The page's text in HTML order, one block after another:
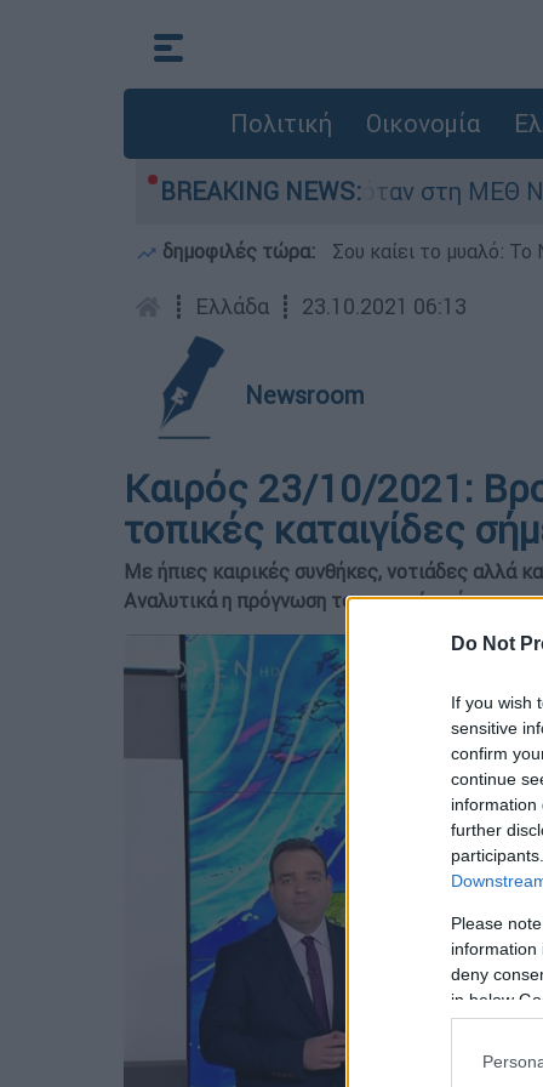
Do Not
If you wish
sensitive
confirm
continue
information
further
Please
information
deny
in below
Πολιτική Οικονομία
BREAKING NEWS:
8 ημερών - Νοσηλευόταν στη ΜΕΘ
δημοφιλές τώρα: Σου καίει το μυαλό:
┋ Ελλάδα ┋ 23.10.2021 06:13
Newsroom
Καιρός 23/10/2021:
τοπικές καταιγίδες
Με ήπιες καιρικές συνθήκες, νοτιάδες αλλά
Αναλυτικά η πρόγνωση του καιρού από τον